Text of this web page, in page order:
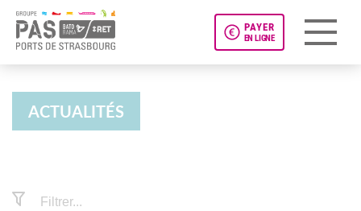
PAYER
EN LIGNE
ACTUALITÉS
Filtrer...